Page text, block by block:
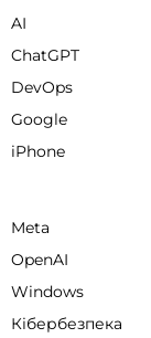
AI
ChatGPT
DevOps
Google
iPhone
Meta
OpenAI
Windows
Кібербезпека